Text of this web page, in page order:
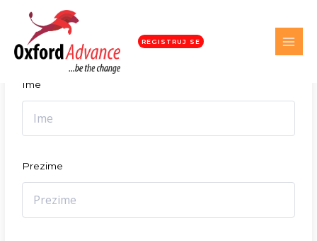
REGISTRUJ SE
Student registracija
Ime
Prezime